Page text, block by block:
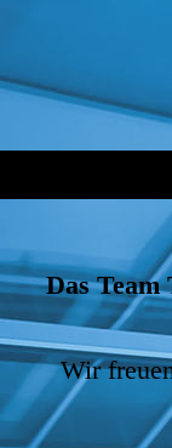
Das Team
Wir